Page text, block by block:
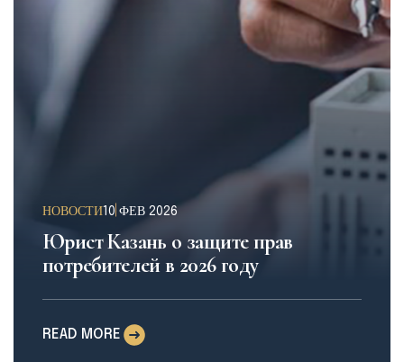
НОВОСТИ10 ФЕВ 2026
Юрист Казань о защите прав
потребителей в 2026 году
READ MORE